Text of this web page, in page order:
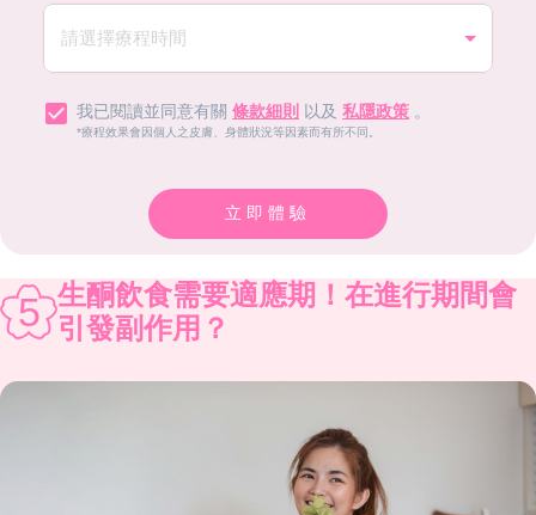
我已閱讀並同意有關 條款細則 以及 私隱政策 。
*療程效果會因個人之皮膚、身體狀況等因素而有所不同。
立即體驗
5 生酮飲食需要適應期！在進行期間會
引發副作用？